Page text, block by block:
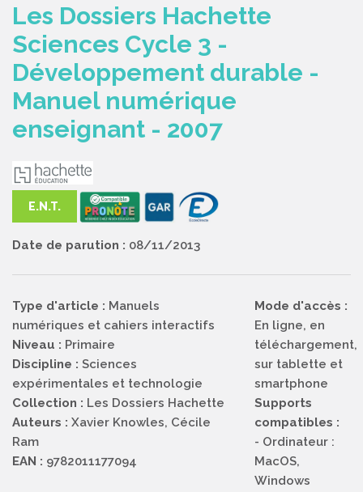
Les Dossiers Hachette
Sciences Cycle 3 -
Développement durable -
Manuel numérique
enseignant - 2007
E.N.T.
Date de parution : 08/11/2013
Type d'article : Manuels
numériques et cahiers interactifs
Niveau : Primaire
Discipline : Sciences
expérimentales et technologie
Collection : Les Dossiers Hachette
Auteurs : Xavier Knowles, Cécile
Ram
EAN : 9782011177094
Mode d'accès :
En ligne, en
téléchargement,
sur tablette et
smartphone
Supports
compatibles :
- Ordinateur :
MacOS,
Windows